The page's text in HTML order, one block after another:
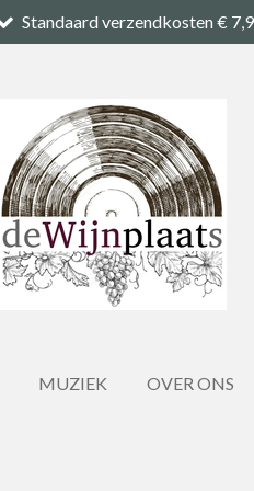
Standaard verzendkosten €
MUZIEK OVER ONS